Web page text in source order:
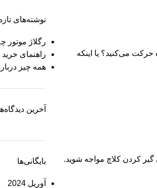
حرکت می‌کنید؟ یا اینکه
کردن کلاچ مواجه شوید.
نوشته‌های
رگلاژ موتور
راهنمای خرید
همه چیز
آخرین
بایگانی‌ها
آوریل 2024